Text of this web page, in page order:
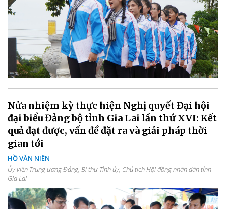
Nửa nhiệm kỳ thực hiện Nghị quyết Đại hội
đại biểu Đảng bộ tỉnh Gia Lai lần thứ XVI: Kết
quả đạt được, vấn đề đặt ra và giải pháp thời
gian tới
HỒ VĂN NIÊN
Ủy viên Trung ương Đảng, Bí thư Tỉnh ủy, Chủ tịch Hội đồng nhân dân tỉnh
Gia Lai